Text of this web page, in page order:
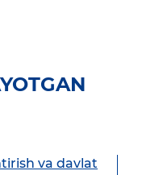
va davlat